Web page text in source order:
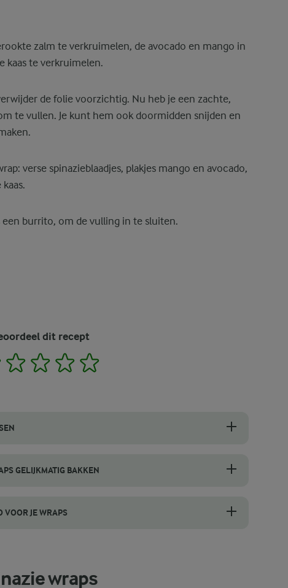
zalm te verkruimelen, de avocado en mango in
kaas te verkruimelen.
de folie voorzichtig. Nu heb je een zachte,
te vullen. Je kunt hem ook doormidden snijden en
verse spinazieblaadjes, plakjes mango en avocado,
een burrito, om de vulling in te sluiten.
dit recept
1 2 3 4
GELIJKMATIG BAKKEN
VOOR JE WRAPS
wraps